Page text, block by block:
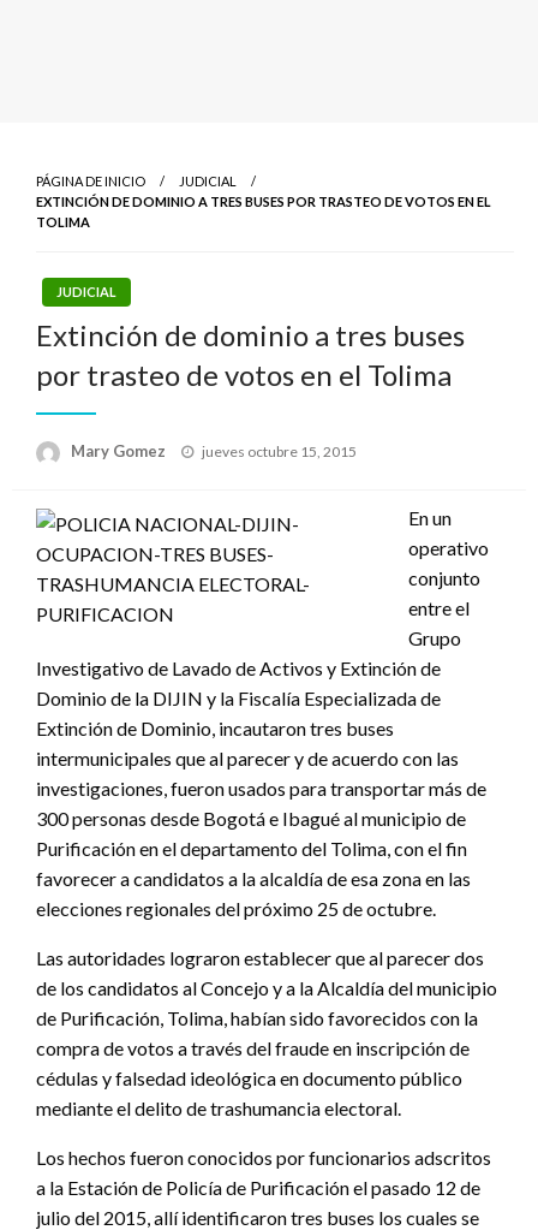
PÁGINA DE INICIO
JUDICIAL
EXTINCIÓN DE DOMINIO A TRES BUSES POR TRASTEO DE VOTOS EN EL
TOLIMA
JUDICIAL
Extinción de dominio a tres buses
por trasteo de votos en el Tolima
Mary Gomez
Publicado
jueves octubre 15, 2015
En un
operativo
conjunto
entre el
Grupo
Investigativo de Lavado de Activos y Extinción de
Dominio de la DIJIN y la Fiscalía Especializada de
Extinción de Dominio, incautaron tres buses
intermunicipales que al parecer y de acuerdo con las
investigaciones, fueron usados para transportar más de
300 personas desde Bogotá e Ibagué al municipio de
Purificación en el departamento del Tolima, con el fin
favorecer a candidatos a la alcaldía de esa zona en las
elecciones regionales del próximo 25 de octubre.
Las autoridades lograron establecer que al parecer dos
de los candidatos al Concejo y a la Alcaldía del municipio
de Purificación, Tolima, habían sido favorecidos con la
compra de votos a través del fraude en inscripción de
cédulas y falsedad ideológica en documento público
mediante el delito de trashumancia electoral.
Los hechos fueron conocidos por funcionarios adscritos
a la Estación de Policía de Purificación el pasado 12 de
julio del 2015, allí identificaron tres buses los cuales se